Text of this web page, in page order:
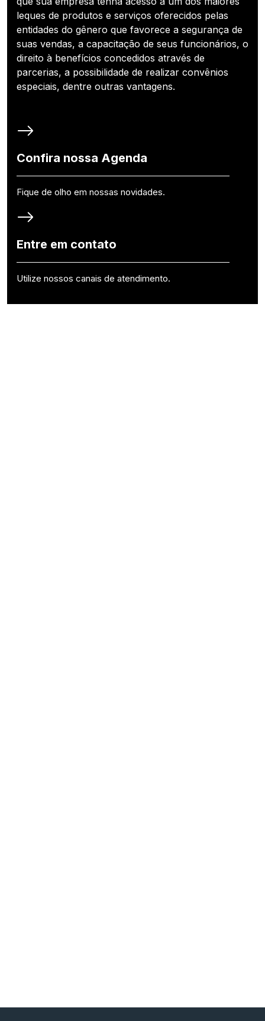
leques de produtos e serviços oferecidos pelas
entidades do gênero que favorece a segurança de
suas vendas, a capacitação de seus funcionários, o
direito à benefícios concedidos através de
parcerias, a possibilidade de realizar convênios
especiais, dentre outras vantagens.
Confira nossa Agenda
Fique de olho em nossas novidades.
Entre em contato
Utilize nossos canais de atendimento.